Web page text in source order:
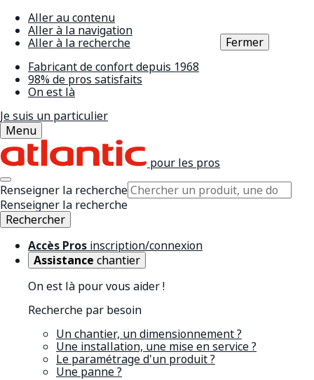
Aller au contenu
Aller à la navigation
Aller à la recherche
Fabricant de confort depuis 1968
98% de pros satisfaits
On est là
Je suis un particulier
Menu
pour les pros
Renseigner la recherche
Renseigner la recherche
Rechercher
Accès Pros inscription/connexion
Assistance chantier
On est là pour vous aider !
Recherche par besoin
Un chantier, un dimensionnement ?
Une installation, une mise en service ?
Le paramétrage d'un produit ?
Une panne ?
Fermer